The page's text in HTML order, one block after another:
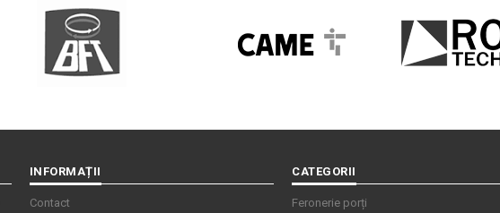
INFORMAȚII
Contact
CATEGORII
Feronerie porți